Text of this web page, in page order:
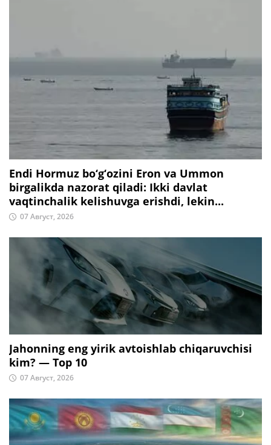
Endi Hormuz bo‘g‘ozini Eron va Ummon
birgalikda nazorat qiladi: Ikki davlat
vaqtinchalik kelishuvga erishdi, lekin...
07 Август, 2026
Jahonning eng yirik avtoishlab chiqaruvchisi
kim? — Top 10
07 Август, 2026